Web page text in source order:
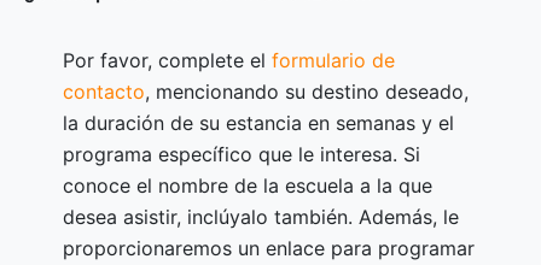
Por favor, complete el formulario de
contacto, mencionando su destino deseado,
la duración de su estancia en semanas y el
programa específico que le interesa. Si
conoce el nombre de la escuela a la que
desea asistir, inclúyalo también. Además, le
proporcionaremos un enlace para programar